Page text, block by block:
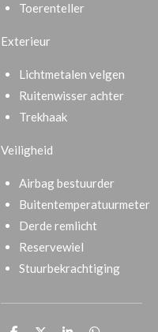
Toerenteller
Exterieur
Lichtmetalen velgen
Ruitenwisser achter
Trekhaak
Veiligheid
Airbag bestuurder
Buitentemperatuurmeter
Derde remlicht
Reservewiel
Stuurbekrachtiging